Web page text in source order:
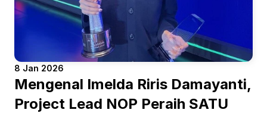
8 Jan 2026
Mengenal Imelda Riris Damayanti,
Project Lead NOP Peraih SATU